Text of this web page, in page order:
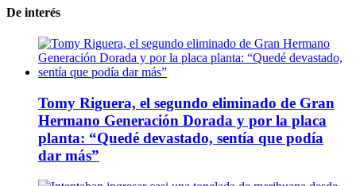
De interés
Tomy Riguera, el segundo eliminado de Gran
Hermano Generación Dorada y por la placa
planta: “Quedé devastado, sentía que podía
dar más”